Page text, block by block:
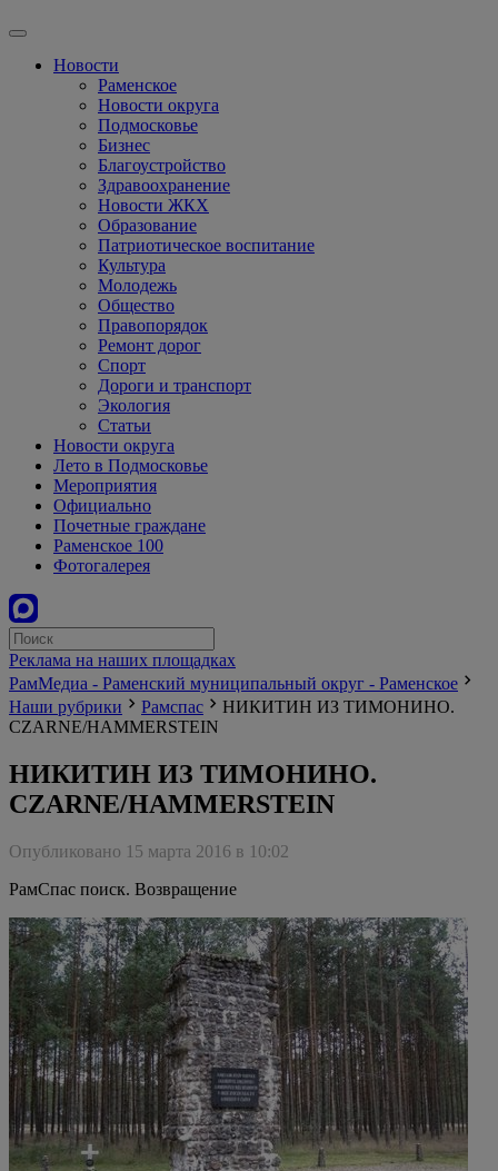
Новости
Раменское
Новости округа
Подмосковье
Бизнес
Благоустройство
Здравоохранение
Новости ЖКХ
Образование
Патриотическое воспитание
Культура
Молодежь
Общество
Правопорядок
Ремонт дорог
Спорт
Дороги и транспорт
Экология
Статьи
Новости округа
Лето в Подмосковье
Мероприятия
Официально
Почетные граждане
Раменское 100
Фотогалерея
Реклама на наших площадках
РамМедиа - Раменский муниципальный округ - Раменское
Наши рубрики
Рамспас
НИКИТИН ИЗ ТИМОНИНО.
CZARNE/HAMMERSTEIN
НИКИТИН ИЗ ТИМОНИНО.
CZARNE/HAMMERSTEIN
Опубликовано 15 марта 2016 в 10:02
РамСпас поиск. Возвращение